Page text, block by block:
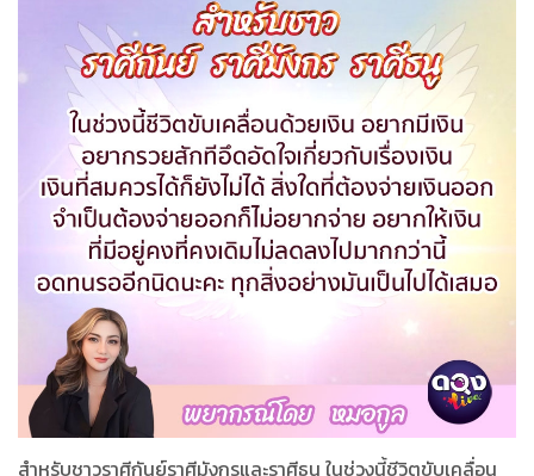
สำหรับชาวราศีกันย์ราศีมังกรและราศีธนู ในช่วงนี้ชีวิตขับเคลื่อน